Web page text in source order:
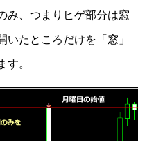
み、つまりヒゲ部分は窓
いたところだけを「窓」
す。